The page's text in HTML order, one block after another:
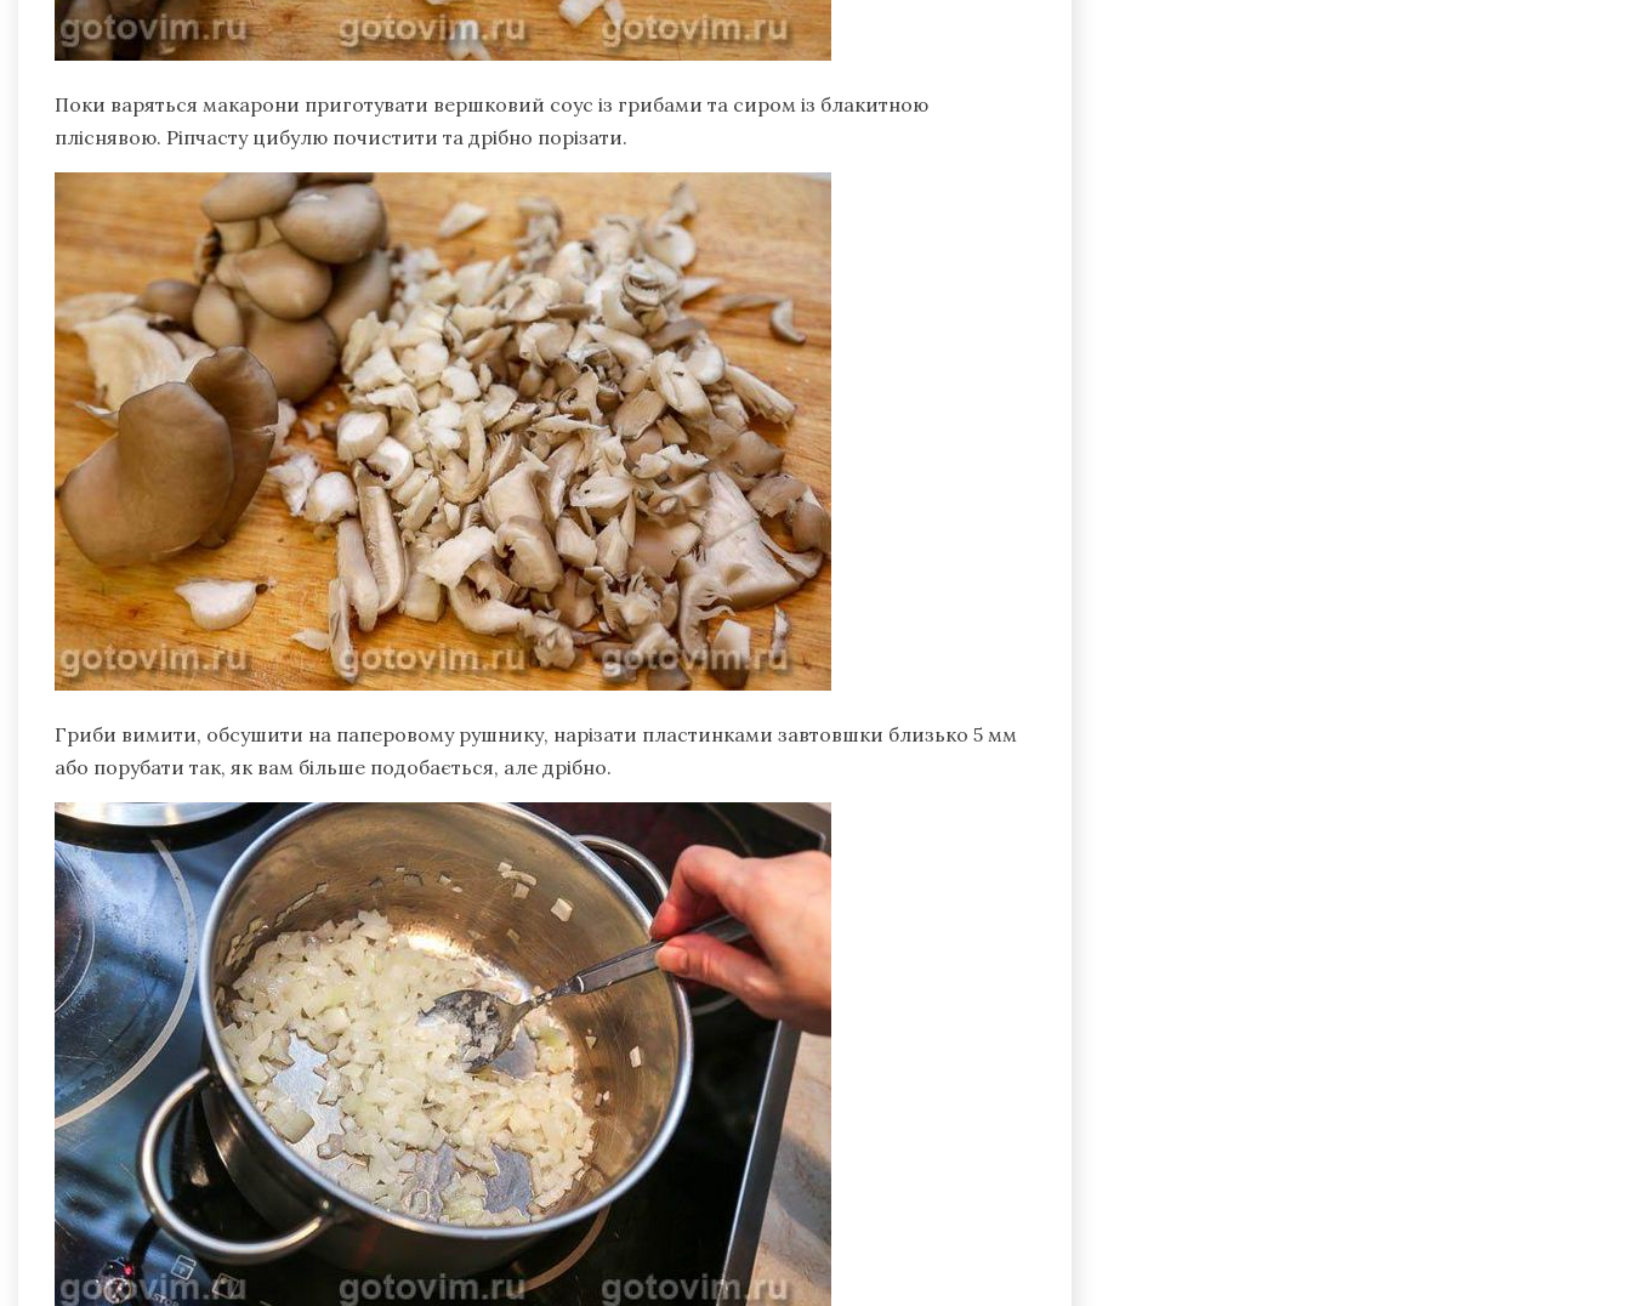
Поки варяться макарони приготувати вершковий соус із грибами та сиром із блакитною
пліснявою. Ріпчасту цибулю почистити та дрібно порізати.
Гриби вимити, обсушити на паперовому рушнику, нарізати пластинками завтовшки близько 5 мм
або порубати так, як вам більше подобається, але дрібно.